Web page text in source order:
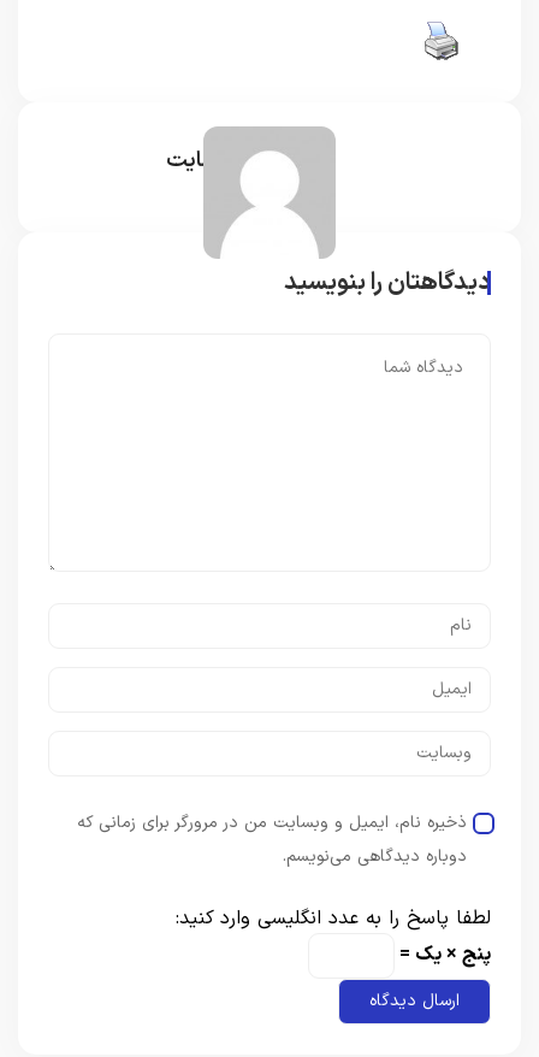
مدیر سایت
دیدگاهتان را بنویسید
ذخیره نام، ایمیل و وبسایت من در مرورگر برای زمانی که
دوباره دیدگاهی می‌نویسم.
لطفا پاسخ را به عدد انگلیسی وارد کنید:
پنج × یک =